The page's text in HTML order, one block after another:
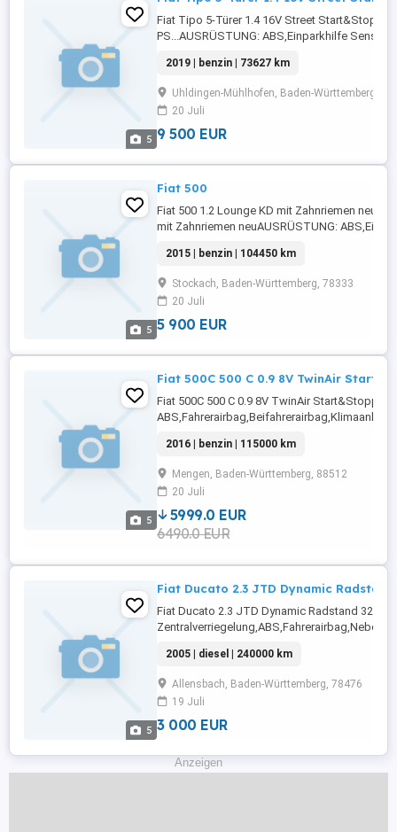
5
Fiat Tipo 5-Türer 1.4 16V Street Start&Stop 70
PS...AUSRÜSTUNG: ABS,Einparkhilfe
Scheinwerfer,Servolenkung,LED-
...
2019 | benzin | 73627 km
Uhldingen-Mühlhofen, Baden-Württemberg,
20 Juli
9 500 EUR
5
Fiat 500
Fiat 500 1.2 Lounge KD mit Zahnriemen neu.
mit Zahnriemen neuAUSRÜSTUNG:
...
2015 | benzin | 104450 km
Stockach, Baden-Württemberg, 78333
20 Juli
5 900 EUR
5
Fiat 500C 500 C 0.9 8V TwinAir
Fiat 500C 500 C 0.9 8V TwinAir Start&Stopp
2016 | benzin | 115000 km
Mengen, Baden-Württemberg, 88512
20 Juli
5999.0 EUR
6490.0 EUR
5
Fiat Ducato 2.3 JTD Dynamic Radstand
Fiat Ducato 2.3 JTD Dynamic Radstand
Fensterheber,TraktionskontrolleNächste
01T00:00:00.000ZDetails: Weitere Infos und ...
2005 | diesel | 240000 km
Allensbach, Baden-Württemberg, 78476
19 Juli
3 000 EUR
Anzeigen